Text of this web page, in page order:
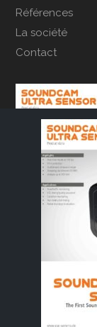
Références
La société
Contact